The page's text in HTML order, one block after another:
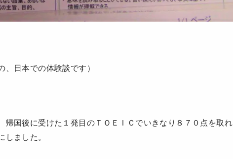
、日本での体験談です）
帰国後に受けた１発目のＴＯＥＩＣでいきなり８７０点を取れ
しました。